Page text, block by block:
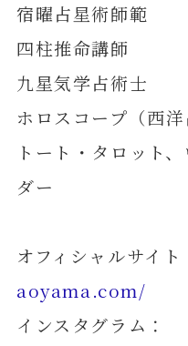
宿曜占星術師範
四柱推命講師
九星気学占術士
ホロスコープ（西
トート・タロット
ダー
オフィシャルサイト
aoyama.com/
インスタグラム：